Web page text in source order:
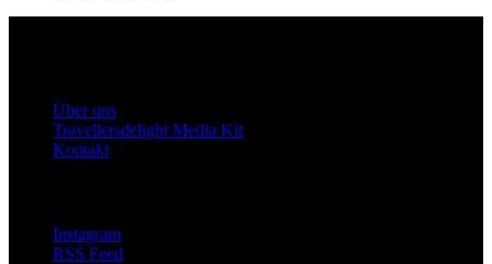
Über uns
Travellersdelight Media Kit
Kontakt
Instagram
RSS Feed